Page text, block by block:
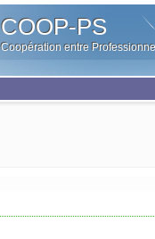
COOP-PS
Coopération entre